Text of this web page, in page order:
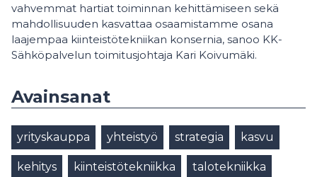
vahvemmat hartiat toiminnan kehittämiseen sekä
mahdollisuuden kasvattaa osaamistamme osana
laajempaa kiinteistötekniikan konsernia, sanoo KK-
Sähköpalvelun toimitusjohtaja Kari Koivumäki.
Avainsanat
yrityskauppa yhteistyö strategia kasvu
kehitys kiinteistötekniikka talotekniikka